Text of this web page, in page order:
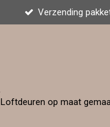
Verzending
Loftdeuren op maat